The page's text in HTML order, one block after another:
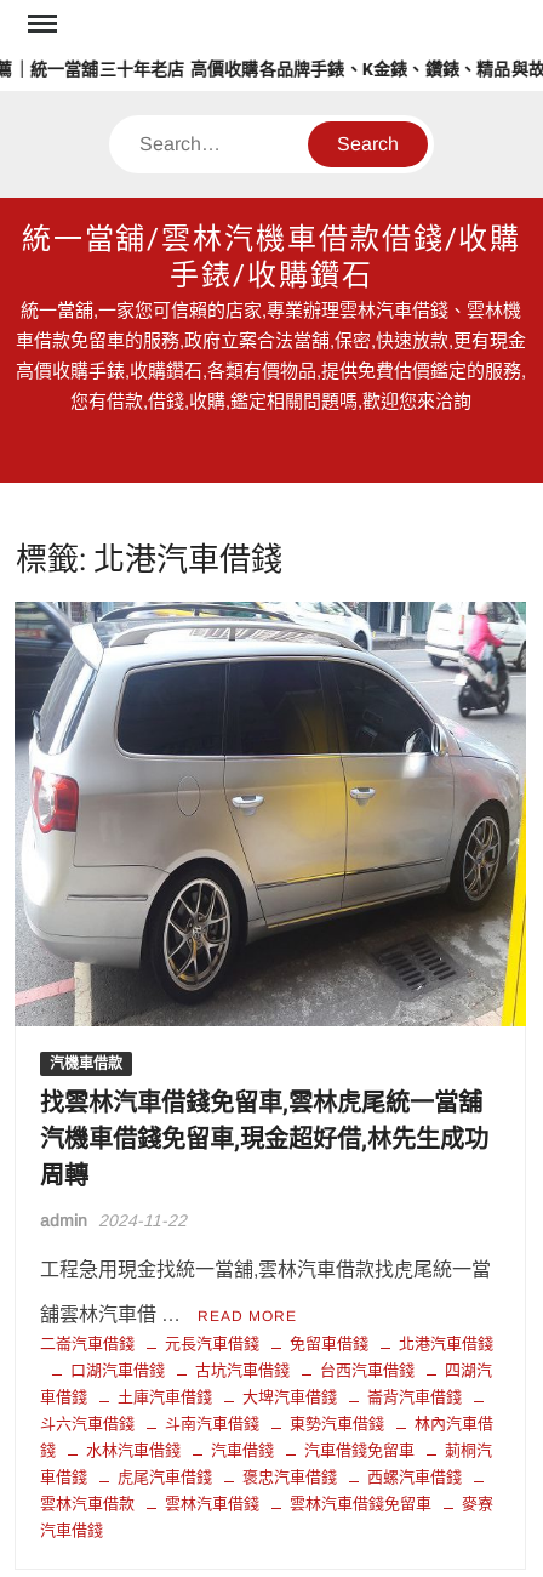
Skip
content
統一當舖三十年老店 高價收購各品牌手錶、K金錶、鑽錶、精品與故
Search
統一當舖/雲林汽機車借款借錢/收購
手錶/收購鑽石
統一當舖,一家您可信賴的店家,專業辦理雲林汽車借錢、雲林機
車借款免留車的服務,政府立案合法當舖,保密,快速放款,更有現金
高價收購手錶,收購鑽石,各類有價物品,提供免費估價鑑定的服務,
您有借款,借錢,收購,鑑定相關問題嗎,歡迎您來洽詢
標籤: 北港汽車借錢
汽機車借款
找雲林汽車借錢免留車,雲林虎尾統一當舖
汽機車借錢免留車,現金超好借,林先生成功
周轉
admin 2024-11-22
工程急用現金找統一當舖,雲林汽車借款找虎尾統一當
舖雲林汽車借 … READ MORE
二崙汽車借錢 元長汽車借錢 免留車借錢
北港汽車借錢
口湖汽車借錢
古坑汽車借錢 台西汽車借錢
四湖汽
車借錢
土庫汽車借錢 大埤汽車借錢
崙背汽車借錢
斗六汽車借錢
斗南汽車借錢 東勢汽車借錢
林內汽車借
錢
水林汽車借錢 汽車借錢 汽車借錢免留車
莿桐汽
車借錢
虎尾汽車借錢 褒忠汽車借錢
西螺汽車借錢
雲林汽車借款
雲林汽車借錢 雲林汽車借錢免留車
麥寮
汽車借錢